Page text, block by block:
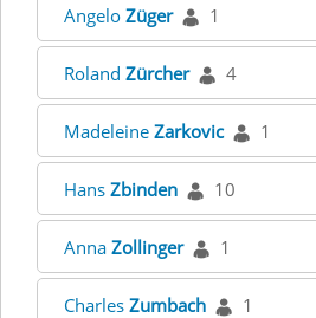
Angelo Züger 1
Roland Zürcher 4
Madeleine Zarkovic 1
Hans Zbinden 10
Anna Zollinger 1
Charles Zumbach 1